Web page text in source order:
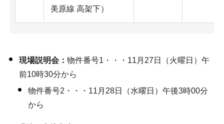
美原線 高架下）
現場説明会： 物件番号1・・・11月27日（火曜日）午
前10時30分から
物件番号2・・・11月28日（水曜日）午後3時00分
から